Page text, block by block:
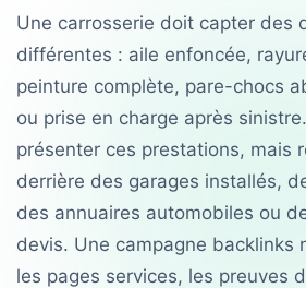
Une carrosserie doit capter des
différentes : aile enfoncée,
peinture complète, pare-chocs
ou prise en charge après
présenter ces prestations, mais
derrière des garages installés,
des annuaires automobiles ou
devis. Une campagne backlinks
les pages services, les preuves